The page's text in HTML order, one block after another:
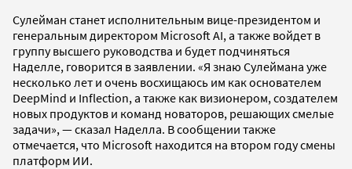
Сулейман станет исполнительным вице-президентом и
генеральным директором Microsoft AI, а также войдет в
группу высшего руководства и будет подчиняться
Наделле, говорится в заявлении. «Я знаю Сулеймана уже
несколько лет и очень восхищаюсь им как основателем
DeepMind и Inflection, а также как визионером, создателем
новых продуктов и команд новаторов, решающих смелые
задачи», — сказал Наделла. В сообщении также
отмечается, что Microsoft находится на втором году смены
платформ ИИ.